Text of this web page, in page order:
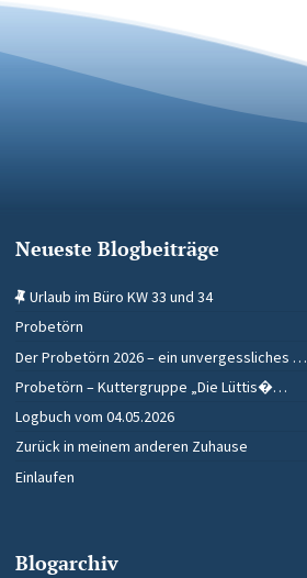
Neueste Blogbeiträge
Urlaub im Büro KW 33 und 34
Probetörn
Der Probetörn 2026 – ein unvergessliches …
Probetörn – Kuttergruppe „Die Lüttis�…
Logbuch vom 04.05.2026
Zurück in meinem anderen Zuhause
Einlaufen
Blogarchiv